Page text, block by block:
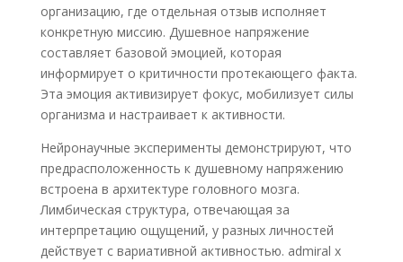
организацию, где отдельная отзыв исполняет
конкретную миссию. Душевное напряжение
составляет базовой эмоцией, которая
информирует о критичности протекающего факта.
Эта эмоция активизирует фокус, мобилизует силы
организма и настраивает к активности.
Нейронаучные эксперименты демонстрируют, что
предрасположенность к душевному напряжению
встроена в архитектуре головного мозга.
Лимбическая структура, отвечающая за
интерпретацию ощущений, у разных личностей
действует с вариативной активностью. admiral x